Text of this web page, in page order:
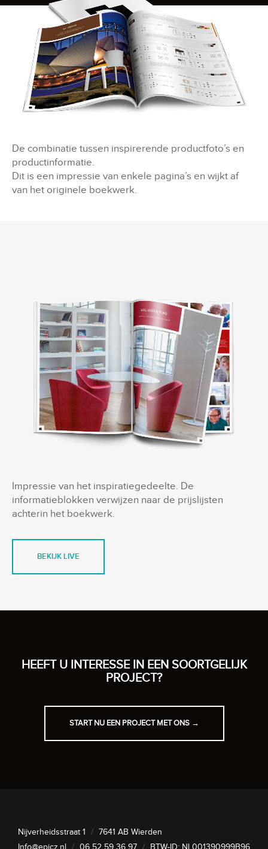
De combinatie tussen inspirerende productfoto’s en
productinformatie.
Dit is een impressie van enkele pagina’s en wijkt af
van het originele boekwerk.
Impressie van het inspiratiegedeelte. De
informatieblokken verwijzen naar de prijslijsten
achterin het boekwerk.
BEKIJK LIVE
HEEFT U INTERESSE IN EEN SOORTGELIJK
PROJECT?
START NU EEN PROJECT MET ONS →
Nijverheidsstraat 1 / 7641 AB Wierden